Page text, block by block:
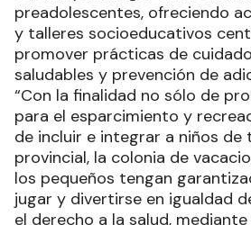
preadolescentes, ofreciendo
y talleres socioeducativos
promover prácticas de
saludables y prevención de
“Con la finalidad no sólo de
para el esparcimiento y
de incluir e integrar a niños
provincial, la colonia de
los pequeños tengan
jugar y divertirse en igualdad
el derecho a la salud,